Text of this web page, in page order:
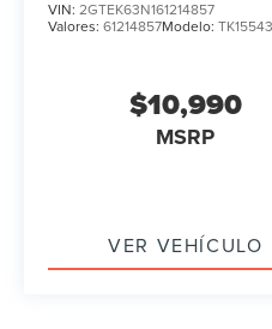
VIN: 2GTEK63N161214857
Valores: 61214857Modelo: TK15543
$10,990
MSRP
VER VEHÍCULO